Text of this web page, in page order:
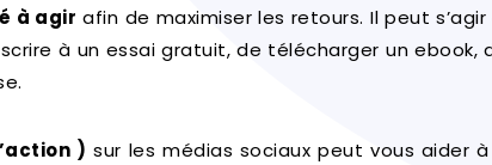
à agir afin de maximiser les retours. Il peut
à un essai gratuit, de télécharger un ebook,
) sur les médias sociaux peut vous aider